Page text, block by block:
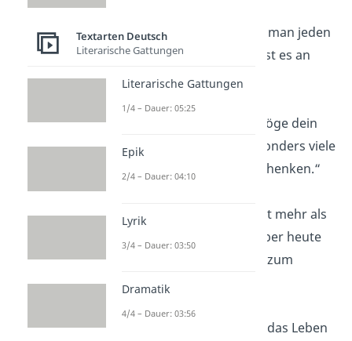
„Hunde wissen, wie man jeden
Tag feiert — heute ist es an
dir!“
„Happy Birthday! Möge dein
Hund dir heute besonders viele
Kuscheleinheiten schenken.“
„Ein Hundeblick sagt mehr als
tausend Worte — aber heute
sage ich: Alles Gute zum
Geburtstag!“
„Hunde lehren uns, das Leben
Textarten Deutsch
Literarische Gattungen
Literarische Gattungen
1/4 – Dauer: 05:25
Epik
2/4 – Dauer: 04:10
Lyrik
3/4 – Dauer: 03:50
Dramatik
4/4 – Dauer: 03:56